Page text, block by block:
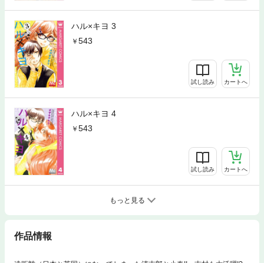
ハル×キヨ 3
543
試し読み カートへ
ハル×キヨ 4
543
試し読み カートへ
もっと見る
作品情報